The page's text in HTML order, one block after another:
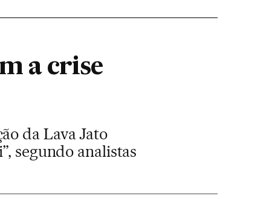
a crise
da Lava Jato
segundo analistas